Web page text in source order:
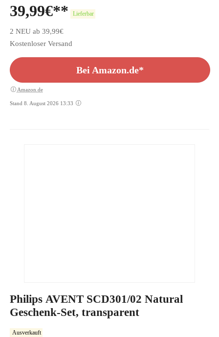
39,99€ Lieferbar
2 NEU ab 39,99€
Kostenloser Versand
Bei Amazon.de*
Amazon.de
Stand 8. August 2026 13:33
Philips AVENT SCD301/02 Natural
Geschenk-Set, transparent
Ausverkauft